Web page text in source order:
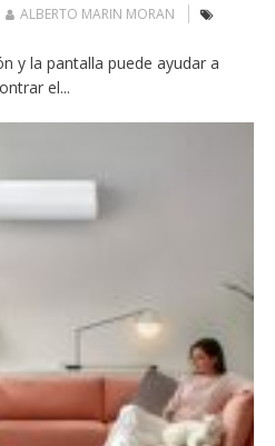
ALBERTO MARIN MORAN
y la pantalla puede ayudar a
el...